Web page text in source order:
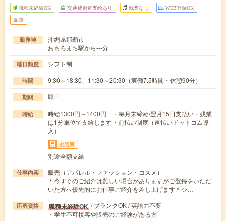
職種未経験OK 交通費別途支給あり 残業なし WEB登録OK
派遣
勤務地
沖縄県那覇市
おもろまち駅から---分
曜日頻度 シフト制
時間 9:30～18:30、11:30～20:30（実働7.5時間・休憩90分）
期間 即日
時給
時給1300円～1400円 ・毎月末締め/翌月15日支払い・残業
は1分単位で支給します・前払い制度（速払いドットコム導
入）
交通費
別途全額支給
仕事内容
販売（アパレル・ファッション・コスメ）
＊今すぐのご紹介は難しい場合がありますがご登録をいただ
いた方へ優先的にお仕事ご紹介を差し上げます＊ジ…
応募資格 職種未経験OK / ブランクOK / 英語力不要
・学生不可接客や販売のご経験がある方